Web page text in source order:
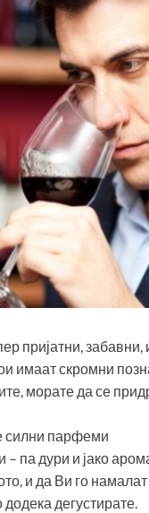
пријатни,
имаат скромни
морате да се
силни парфеми
па дури и јако
и да Ви го
дегустирате.